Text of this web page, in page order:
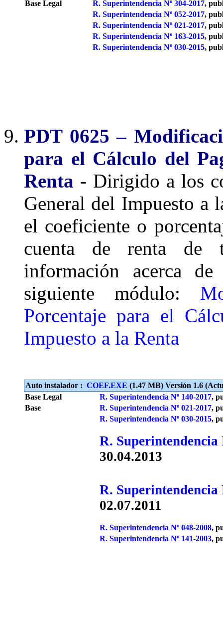
Base Legal R. Superintendencia Nº 304-2017,
R. Superintendencia Nº 052-2017,
R. Superintendencia Nº 021-2017,
R. Superintendencia Nº 163-2015,
R. Superintendencia Nº 030-2015,
PDT 0625 –
para el Cálculo del
Renta - Dirigido a los
General del Impuesto a
el coeficiente o
cuenta de renta de
información acerca
siguiente módulo:
Porcentaje para el
Impuesto a la Renta
Auto instalador : COEF.EXE (1.47 MB) Versión 1.6
Base Legal
R. Superintendencia Nº 140-2017,
Base
R. Superintendencia Nº 021-2017,
R. Superintendencia Nº 030-2015,
R. Superintendencia
30.04.2013
R. Superintendencia
02.07.2011
R. Superintendencia Nº 048-2008,
R. Superintendencia Nº 141-2003,